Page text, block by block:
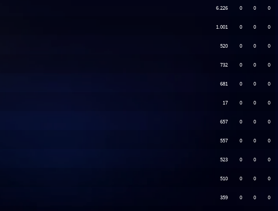
6.226 0 0 0
1.001 0 0 0
520 0 0 0
732 0 0 0
681 0 0 0
17 0 0 0
657 0 0 0
557 0 0 0
523 0 0 0
510 0 0 0
359 0 0 0